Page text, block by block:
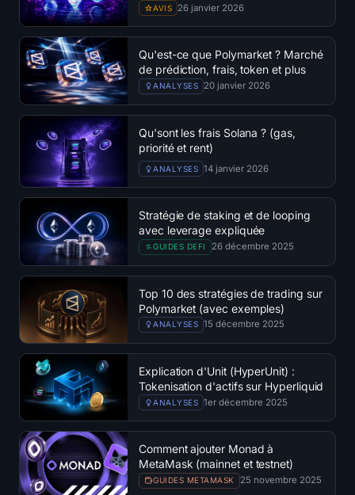
AVIS 26 janvier 2026
Qu'est-ce que Polymarket ? Marché
de prédiction, frais, token et plus
encore
ANALYSES 20 janvier 2026
Qu'sont les frais Solana ? (gas,
priorité et rent)
ANALYSES 14 janvier 2026
Stratégie de staking et de looping
avec leverage expliquée
GUIDES DEFI 26 décembre 2025
Top 10 des stratégies de trading sur
Polymarket (avec exemples)
ANALYSES 15 décembre 2025
Explication d'Unit (HyperUnit) :
Tokenisation d'actifs sur Hyperliquid
ANALYSES 1er décembre 2025
Comment ajouter Monad à
MetaMask (mainnet et testnet)
GUIDES METAMASK 25 novembre 2025